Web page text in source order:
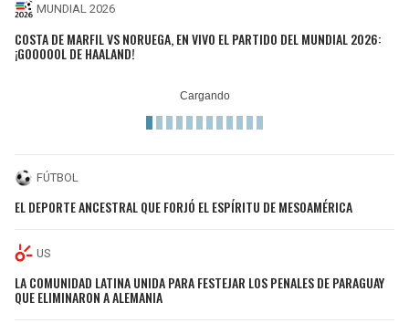
MUNDIAL 2026
COSTA DE MARFIL VS NORUEGA, EN VIVO EL PARTIDO DEL MUNDIAL 2026:
¡GOOOOOL DE HAALAND!
FÚTBOL
EL DEPORTE ANCESTRAL QUE FORJÓ EL ESPÍRITU DE MESOAMÉRICA
US
LA COMUNIDAD LATINA UNIDA PARA FESTEJAR LOS PENALES DE PARAGUAY
QUE ELIMINARON A ALEMANIA